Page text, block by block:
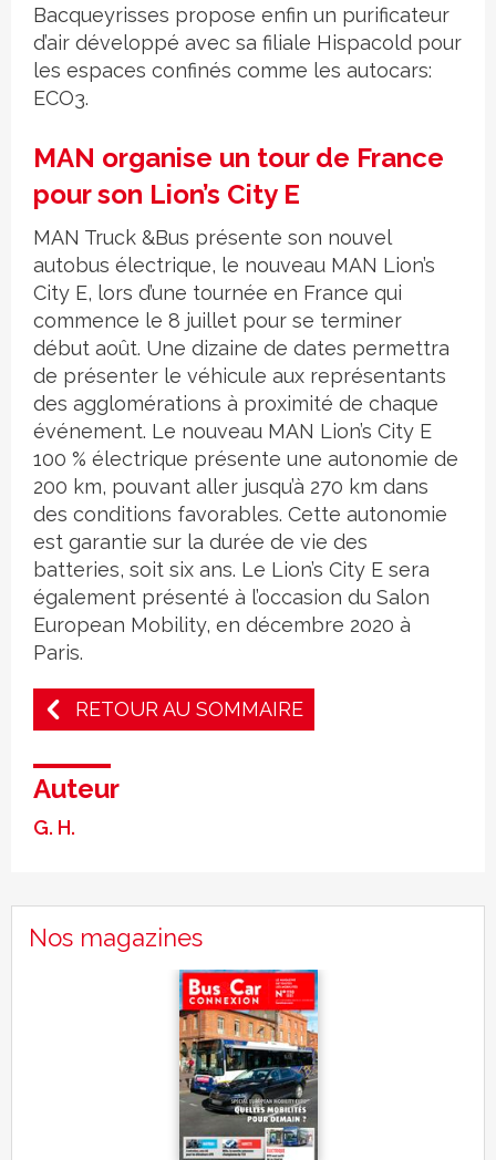
Bacqueyrisses propose enfin un purificateur
d’air développé avec sa filiale Hispacold pour
les espaces confinés comme les autocars:
ECO3.
MAN organise un tour de France
pour son Lion’s City E
MAN Truck &Bus présente son nouvel
autobus électrique, le nouveau MAN Lion’s
City E, lors d’une tournée en France qui
commence le 8 juillet pour se terminer
début août. Une dizaine de dates permettra
de présenter le véhicule aux représentants
des agglomérations à proximité de chaque
événement. Le nouveau MAN Lion’s City E
100 % électrique présente une autonomie de
200 km, pouvant aller jusqu’à 270 km dans
des conditions favorables. Cette autonomie
est garantie sur la durée de vie des
batteries, soit six ans. Le Lion’s City E sera
également présenté à l’occasion du Salon
European Mobility, en décembre 2020 à
Paris.
RETOUR AU SOMMAIRE
Auteur
G. H.
Nos magazines